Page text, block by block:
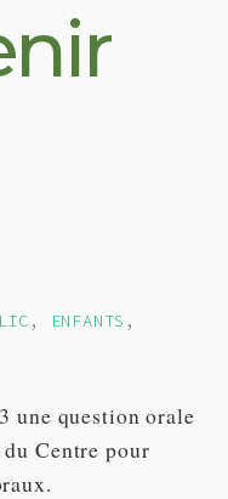
, ENFANTS ,
une question orale
Centre pour